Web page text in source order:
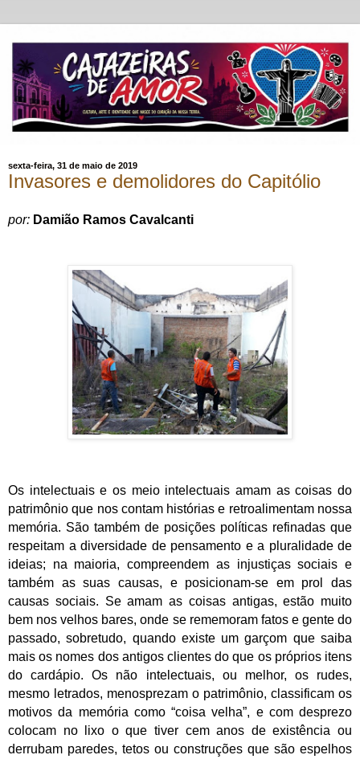
sexta-feira, 31 de maio de 2019
Invasores e demolidores do Capitólio
por: Damião Ramos Cavalcanti
Os intelectuais e os meio intelectuais amam as coisas do
patrimônio que nos contam histórias e retroalimentam nossa
memória. São também de posições políticas refinadas que
respeitam a diversidade de pensamento e a pluralidade de
ideias; na maioria, compreendem as injustiças sociais e
também as suas causas, e posicionam-se em prol das
causas sociais. Se amam as coisas antigas, estão muito
bem nos velhos bares, onde se rememoram fatos e gente do
passado, sobretudo, quando existe um garçom que saiba
mais os nomes dos antigos clientes do que os próprios itens
do cardápio. Os não intelectuais, ou melhor, os rudes,
mesmo letrados, menosprezam o patrimônio, classificam os
motivos da memória como “coisa velha”, e com desprezo
colocam no lixo o que tiver cem anos de existência ou
derrubam paredes, tetos ou construções que são espelhos